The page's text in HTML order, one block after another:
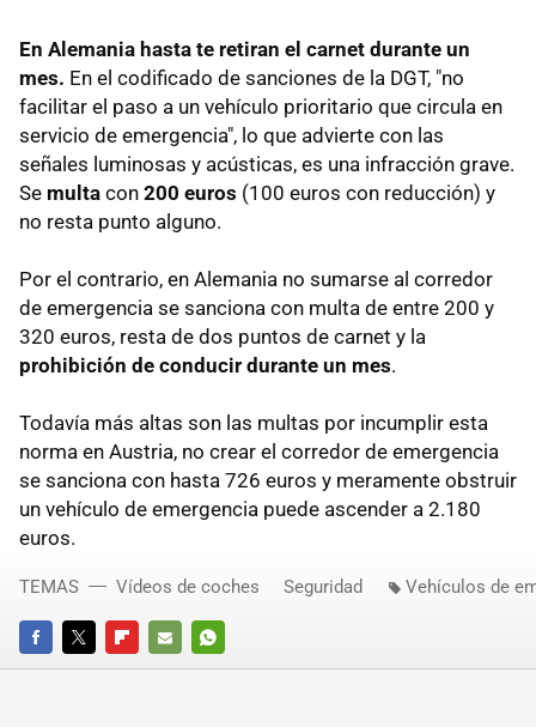
En Alemania hasta te retiran el carnet durante un
mes. En el codificado de sanciones de la DGT, "no
facilitar el paso a un vehículo prioritario que circula en
servicio de emergencia", lo que advierte con las
señales luminosas y acústicas, es una infracción grave.
Se multa con 200 euros (100 euros con reducción) y
no resta punto alguno.
Por el contrario, en Alemania no sumarse al corredor
de emergencia se sanciona con multa de entre 200 y
320 euros, resta de dos puntos de carnet y la
prohibición de conducir durante un mes.
Todavía más altas son las multas por incumplir esta
norma en Austria, no crear el corredor de emergencia
se sanciona con hasta 726 euros y meramente obstruir
un vehículo de emergencia puede ascender a 2.180
euros.
FACEBOOKTWITTERFLIPBOARD
E-
WHATSAPP
TEMAS Vídeos de coches Seguridad Vehículos de